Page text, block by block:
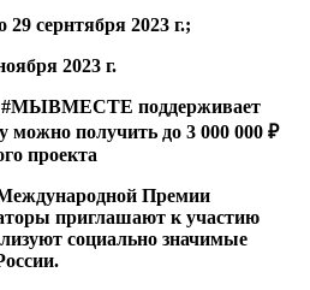
29 сернтября 2023 г.;
2023 г.
#МЫВМЕСТЕ поддерживает
можно получить до 3 000 000 ₽
проекта
Премии
приглашают к участию
социально значимые